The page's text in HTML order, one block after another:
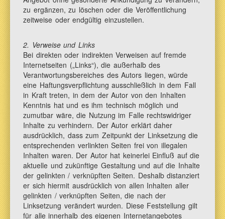
zu ergänzen, zu löschen oder die Veröffentlichung
zeitweise oder endgültig einzustellen.
2. Verweise und Links
Bei direkten oder indirekten Verweisen auf fremde
Internetseiten („Links“), die außerhalb des
Verantwortungsbereiches des Autors liegen, würde
eine Haftungsverpflichtung ausschließlich in dem Fall
in Kraft treten, in dem der Autor von den Inhalten
Kenntnis hat und es ihm technisch möglich und
zumutbar wäre, die Nutzung im Falle rechtswidriger
Inhalte zu verhindern. Der Autor erklärt daher
ausdrücklich, dass zum Zeitpunkt der Linksetzung die
entsprechenden verlinkten Seiten frei von illegalen
Inhalten waren. Der Autor hat keinerlei Einfluß auf die
aktuelle und zukünftige Gestaltung und auf die Inhalte
der gelinkten / verknüpften Seiten. Deshalb distanziert
er sich hiermit ausdrücklich von allen Inhalten aller
gelinkten / verknüpften Seiten, die nach der
Linksetzung verändert wurden. Diese Feststellung gilt
für alle innerhalb des eigenen Internetangebotes